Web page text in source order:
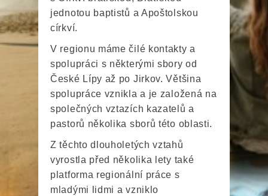
jednotou baptistů a Apoštolskou
církví.
V regionu máme čilé kontakty a
spolupráci s některými sbory od
České Lípy až po Jirkov. Většina
spolupráce vznikla a je založená na
společných vztazích kazatelů a
pastorů několika sborů této oblasti.
Z těchto dlouholetých vztahů
vyrostla před několika lety také
platforma regionální práce s
mladými lidmi a vzniklo